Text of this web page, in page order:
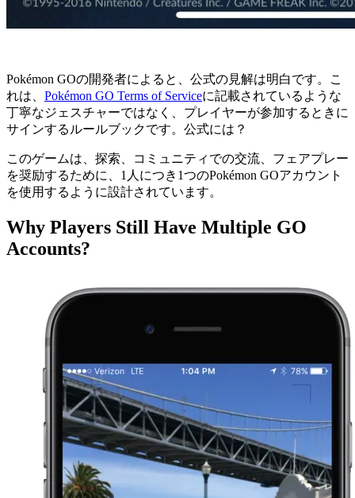
Pokémon GOの開発者によると、公式の見解は明白です。こ
れは、 Pokémon GO Terms of Serviceに記載されているような
丁寧なジェスチャーではなく、プレイヤーが参加するときに
サインするルールブックです。公式には？
このゲームは、探索、コミュニティでの交流、フェアプレー
を奨励するために、1人につき1つのPokémon GOアカウント
を使用するように設計されています。
Why Players Still Have Multiple GO
Accounts?